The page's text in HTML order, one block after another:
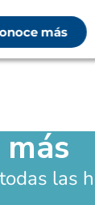
más
las